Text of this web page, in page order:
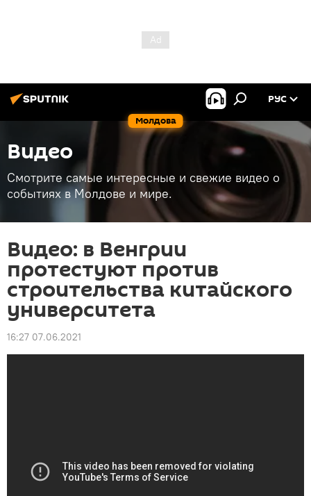
Молдова
РУС
Видео
Смотрите самые интересные и свежие видео о
событиях в Молдове и мире.
Видео: в Венгрии
протестуют против
строительства китайского
университета
16:27 07.06.2021